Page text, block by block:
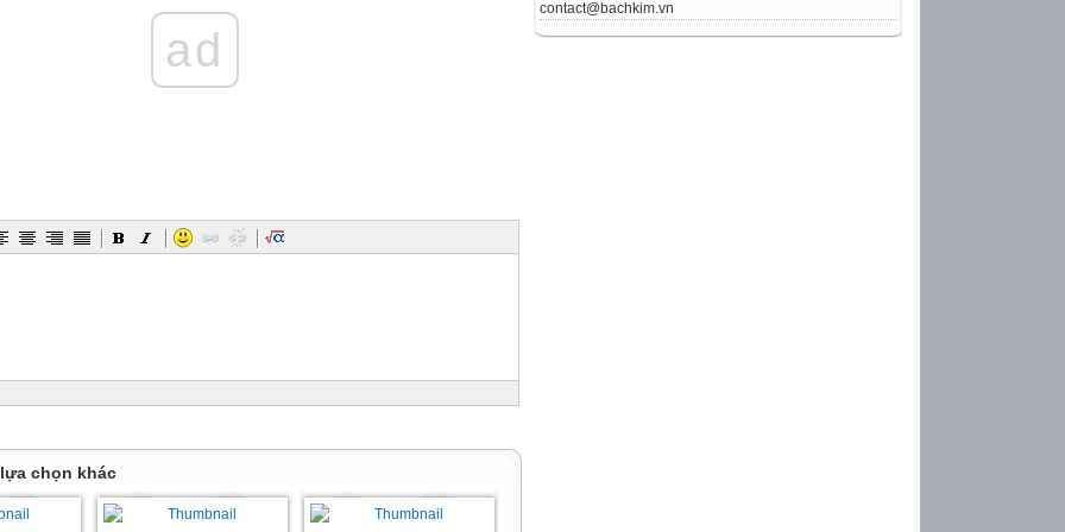
contact@bachkim.vn
nhiều phương án lựa chọn (3,0 điểm)
từ câu 1 đến câu 12, hãy viết chữ cái in hoa đứng trước phương án đúng duy
ad
chọn khác